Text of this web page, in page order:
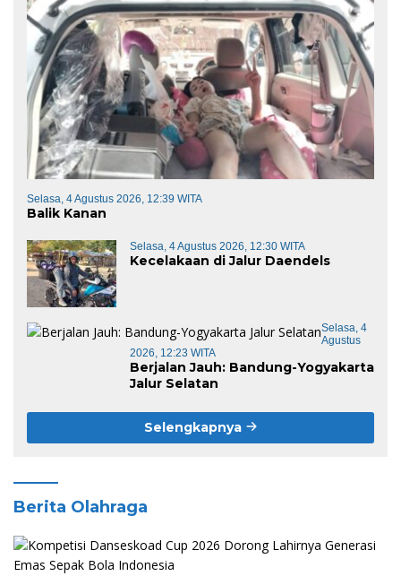
Selasa, 4 Agustus 2026, 12:39 WITA
Balik Kanan
Selasa, 4 Agustus 2026, 12:30 WITA
Kecelakaan di Jalur Daendels
Selasa, 4
Agustus
2026, 12:23 WITA
Berjalan Jauh: Bandung-Yogyakarta
Jalur Selatan
Selengkapnya
Berita Olahraga